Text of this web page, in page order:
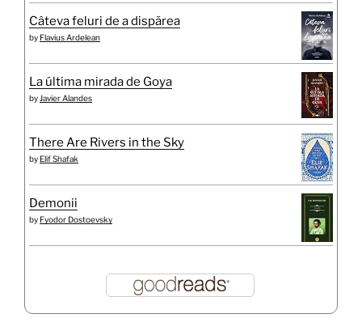
Câteva feluri de a dispărea
by Flavius Ardelean
La última mirada de Goya
by Javier Alandes
There Are Rivers in the Sky
by Elif Shafak
Demonii
by Fyodor Dostoevsky